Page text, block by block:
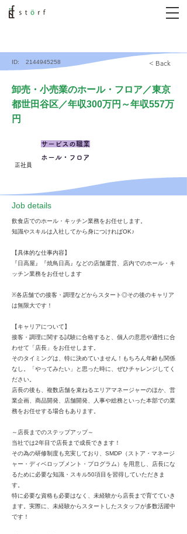
ID: 2144945258 < Back
卸売・小売業のホール・フロア／東京
都世田谷区／年収300万円～年収557万
円
正社員
サービスの職業
ホール・フロア
​Job details
飲食店でのホール・キッチン業務をお任せします。
知識やスキルは入社してから身につければOK♪
【具体的な仕事内容】
『日高屋』『焼鳥日高』などの店舗運営、店内でのホール・キ
ッチン業務をお任せします
※各店舗での接客・調理などからスタート◎その後のキャリア
は無限大です！
【キャリアについて】
接客・調理に関する試験に合格すると、個人の意思や適性に合
わせて「店長」をお任せします。
そのタイミングは、特に決めていません！もちろん年齢も関係
なし。「やってみたい」と思った時に、ぜひチャレンジしてく
ださい。
店長の後も、複数店舗を束ねるエリアマネージャーのほか、営
業企画、商品開発、店舗開発、人事や総務といった本部での業
務をお任せする場合もあります。
～店長までのステップアップ～
当社では2年目で店長まで成長できます！
その為の研修制度も充実しており、SMDP（ストア・マネージ
ャー・ディベロップメント・プログラム）を用意し、店長にな
るために必要な知識・スキル50項目を習得していただきま
す。
特に必要な資格も必要はなく、未経験から店長まで育てていき
ます。実際に、未経験からスタートしたスタッフが多数活躍中
です！